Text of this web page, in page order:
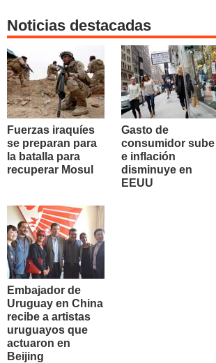
Noticias destacadas
Fuerzas iraquíes
se preparan para
la batalla para
recuperar Mosul
Gasto de
consumidor sube
e inflación
disminuye en
EEUU
Embajador de
Uruguay en China
recibe a artistas
uruguayos que
actuaron en
Beijing